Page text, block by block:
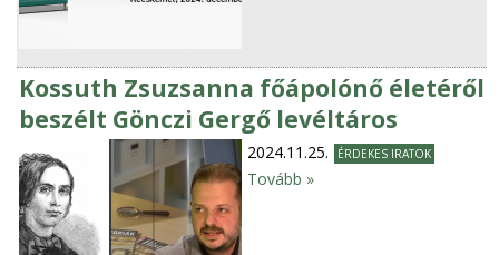
Kossuth Zsuzsanna főápolónő életéről
beszélt Gönczi Gergő levéltáros
2024.11.25. ÉRDEKES IRATOK
Tovább »